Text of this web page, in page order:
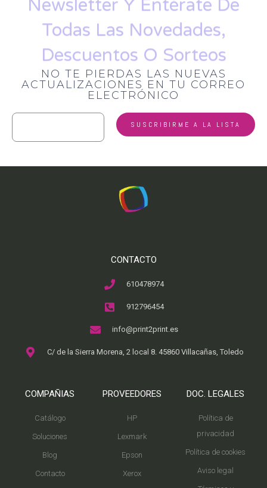
Newsletter Y Entérate De
Todas Las Novedades,
Descuentos O Sorteos
NO TE PIERDAS LAS NUEVAS
ACTUALIZACIONES EN TU CORREO
ELECTRÓNICO
CONTACTO
610478974
912796454
info@print2print.es
C/ de la Sierra Morena, 2 local 8. 45860 Villacañas, Toledo
COMPAÑIAS
Catálogo
Soluciones
Blog
Contacto
PROVEEDORES
HP
Lexmark
Epson
Xerox
DOC. LEGALES
Política de
privacidad
Política de cookies
Aviso legal